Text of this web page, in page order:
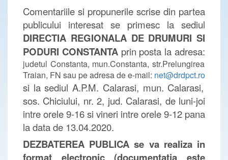
Comentariile si propunerile scrise din partea
publicului interesat se primesc la sediul
DIRECTIA REGIONALA DE DRUMURI SI
PODURI CONSTANTAprin posta la adresa:
judetul Constanta, mun.Constanta, str.Prelungirea
Traian, FN sau pe adresa de e-mail: net@drdpct.ro
si la sediul A.P.M. Calarasi, mun. Calarasi,
sos. Chiciului, nr. 2, jud. Calarasi, de luni-joi
intre orele 9-16 si vineri intre orele 9-12 pana
la data de 13.04.2020.
DEZBATEREA PUBLICA se va realiza in
format electronic (documentatia este